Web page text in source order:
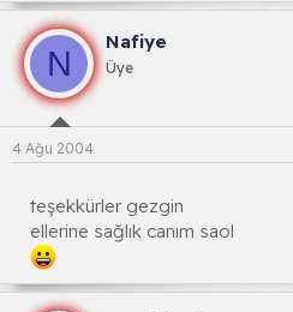
N
Nafiye
Üye
4 Ağu 2004
teşekkürler gezgin
ellerine sağlık canım saol